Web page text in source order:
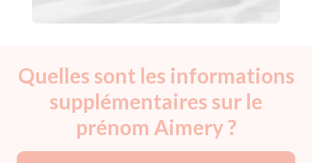
Quelles sont les informations
supplémentaires sur le
prénom Aimery ?